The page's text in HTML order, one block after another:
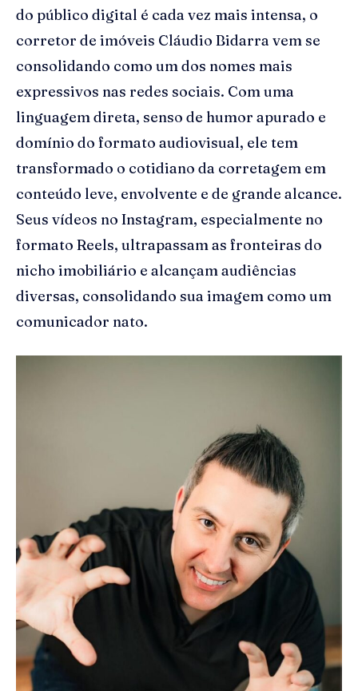
do público digital é cada vez mais intensa, o
corretor de imóveis Cláudio Bidarra vem se
consolidando como um dos nomes mais
expressivos nas redes sociais. Com uma
linguagem direta, senso de humor apurado e
domínio do formato audiovisual, ele tem
transformado o cotidiano da corretagem em
conteúdo leve, envolvente e de grande alcance.
Seus vídeos no Instagram, especialmente no
formato Reels, ultrapassam as fronteiras do
nicho imobiliário e alcançam audiências
diversas, consolidando sua imagem como um
comunicador nato.